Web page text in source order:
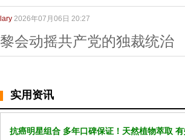
lary 2026年07月06日 20:27
黎会动摇共产党的独裁统治
实用资讯
抗癌明星组合 多年口碑保证！天然植物萃取